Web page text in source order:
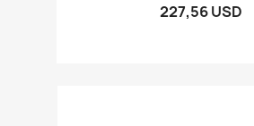
227,56 USD